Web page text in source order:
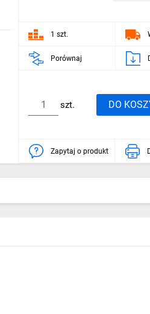
1 szt.
Porównaj
szt. DO
Zapytaj o produkt